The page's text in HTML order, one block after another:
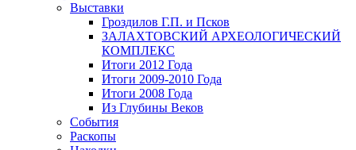
Выставки
Гроздилов Г.П. и Псков
ЗАЛАХТОВСКИЙ АРХЕОЛОГИЧЕСКИЙ
КОМПЛЕКС
Итоги 2012 Года
Итоги 2009-2010 Года
Итоги 2008 Года
Из Глубины Веков
События
Раскопы